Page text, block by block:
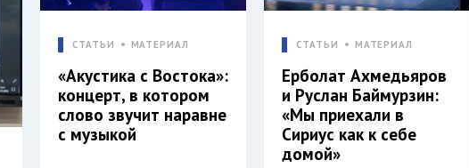
СТАТЬИ МАТЕРИАЛ
«Акустика с Востока»:
концерт, в котором
слово звучит наравне
с музыкой
СТАТЬИ МАТЕРИАЛ
Ерболат Ахмедьяров
и Руслан Баймурзин:
«Мы приехали в
Сириус как к себе
домой»